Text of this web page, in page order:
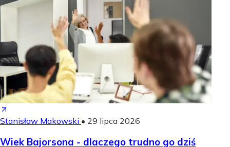
Stanisław Makowski • 29 lipca 2026
Wiek Bajorsona - dlaczego trudno go dziś